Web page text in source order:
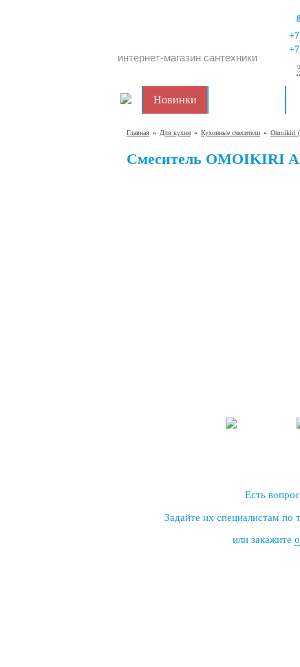
интернет-магазин сантехники
Новинки
Главная » Для кухни » Кухонные смесители » Omoikiri
Смеситель OMOIKIRI
Есть
Задайте их специалистам по
или закажите